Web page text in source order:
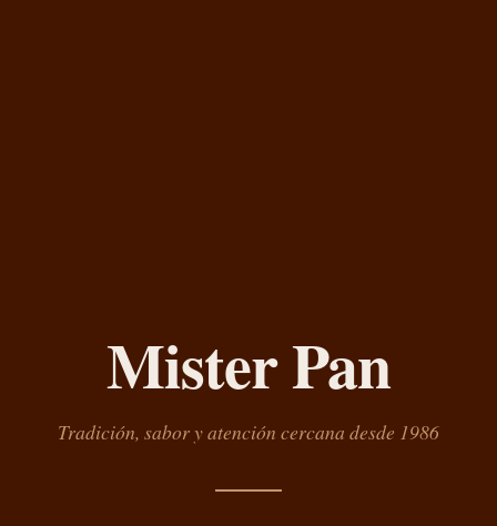
Mister Pan
Tradición, sabor y atención cercana desde 1986